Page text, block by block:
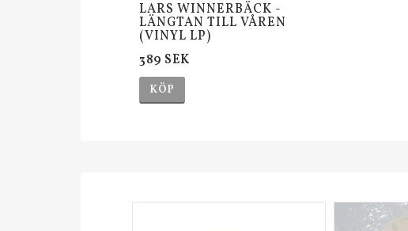
LARS WINNERBÄCK -
LÄNGTAN TILL VÅREN
(VINYL LP)
389 SEK
KÖP